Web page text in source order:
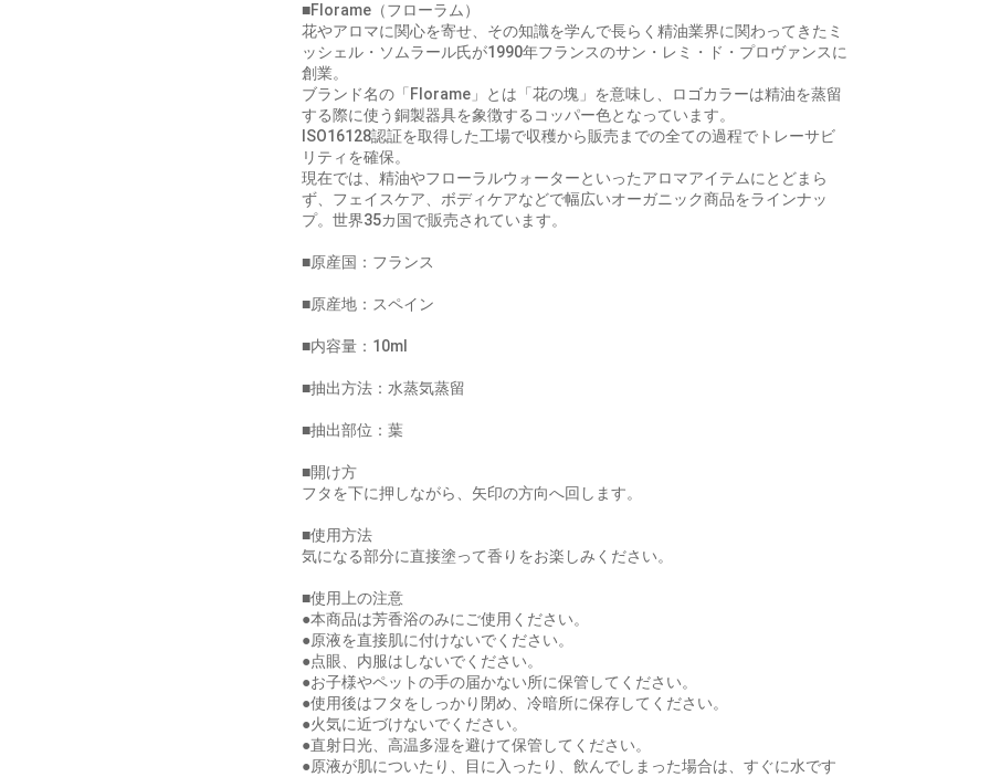
カートへ進む
■Florame（フローラム）
花やアロマに関心を寄せ、その知識を学んで長らく精油業界に関わってきたミ
ッシェル・ソムラール氏が1990年フランスのサン・レミ・ド・プロヴァンスに
創業。
ブランド名の「Florame」とは「花の塊」を意味し、ロゴカラーは精油を蒸留
する際に使う銅製器具を象徴するコッパー色となっています。
ISO16128認証を取得した工場で収穫から販売までの全ての過程でトレーサビ
リティを確保。
現在では、精油やフローラルウォーターといったアロマアイテムにとどまら
ず、フェイスケア、ボディケアなどで幅広いオーガニック商品をラインナッ
プ。世界35カ国で販売されています。
■原産国：フランス
■原産地：スペイン
■内容量：10ml
■抽出方法：水蒸気蒸留
■抽出部位：葉
■開け方
フタを下に押しながら、矢印の方向へ回します。
■使用方法
気になる部分に直接塗って香りをお楽しみください。
■使用上の注意
●本商品は芳香浴のみにご使用ください。
●原液を直接肌に付けないでください。
●点眼、内服はしないでください。
●お子様やペットの手の届かない所に保管してください。
●使用後はフタをしっかり閉め、冷暗所に保存してください。
●火気に近づけないでください。
●直射日光、高温多湿を避けて保管してください。
●原液が肌についたり、目に入ったり、飲んでしまった場合は、すぐに水です